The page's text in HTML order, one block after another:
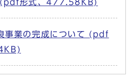
(pdf形式、477.58KB)
事業の完成について (pdf